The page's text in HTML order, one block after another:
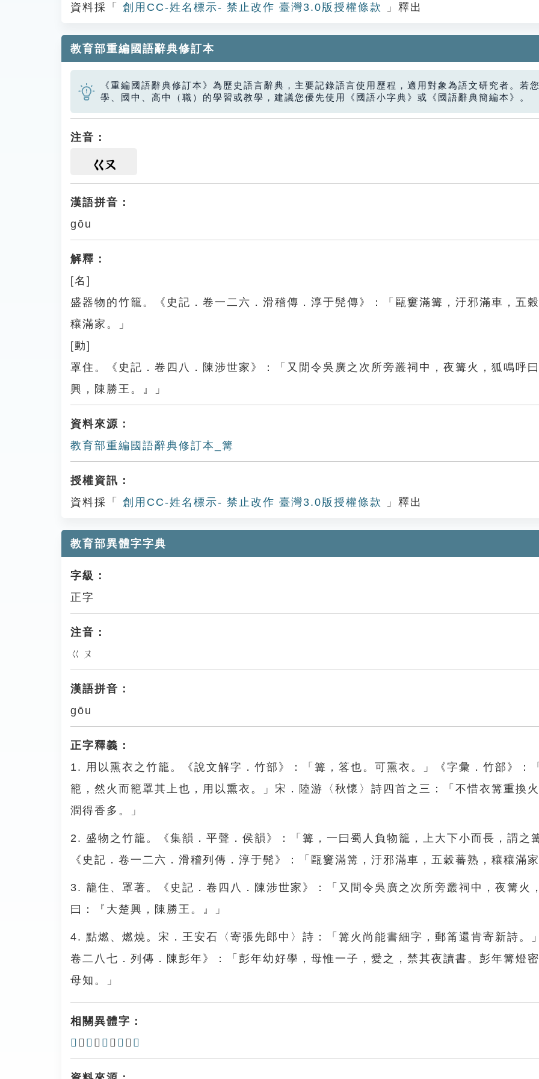
資料採「
創用CC-姓名標示- 禁止改作 臺灣3.0版授權條款 」釋出
教育部重編國語辭典修訂本
《重編國語辭典修訂本》為歷史語言辭典，主要記錄語言使用歷程，適用對象為語文研究者。若
學、國中、高中（職）的學習或教學，建議您優先使用《國語小字典》或《國語辭典簡編本》。
注音：
ㄍㄡ
漢語拼音：
gōu
解釋：
[名]
盛器物的竹籠。《史記．卷一二六．滑稽傳．淳于髡傳》：「甌窶滿篝，汙邪滿車，五
穰滿家。」
[動]
罩住。《史記．卷四八．陳涉世家》：「又閒令吳廣之次所旁叢祠中，夜篝火，狐鳴呼
興，陳勝王。』」
資料來源：
教育部重編國語辭典修訂本_篝
授權資訊：
資料採「
創用CC-姓名標示- 禁止改作 臺灣3.0版授權條款 」釋出
教育部異體字字典
字級：
正字
注音：
ㄍㄡ
漢語拼音：
gōu
正字釋義：
1. 用以熏衣之竹籠。《說文解字．竹部》：「篝，笿也。可熏衣。」《字彙．竹部》：
籠，然火而籠罩其上也，用以熏衣。」宋．陸游〈秋懷〉詩四首之三：「不惜衣篝重換
潤得香多。」
2. 盛物之竹籠。《集韻．平聲．侯韻》：「篝，一曰蜀人負物籠，上大下小而長，謂之
《史記．卷一二六．滑稽列傳．淳于髡》：「甌窶滿篝，汙邪滿車，五穀蕃熟，穰穰滿
3. 籠住、罩著。《史記．卷四八．陳涉世家》：「又間令吳廣之次所旁叢祠中，夜篝火
曰：『大楚興，陳勝王。』」
4. 點燃、燃燒。宋．王安石〈寄張先郎中〉詩：「篝火尚能書細字，郵筩還肯寄新詩。
卷二八七．列傳．陳彭年》：「彭年幼好學，母惟一子，愛之，禁其夜讀書。彭年篝燈
母知。」
相關異體字：
𥯿 、 𥱏 、 𥲙 、 𥵡 、 簼